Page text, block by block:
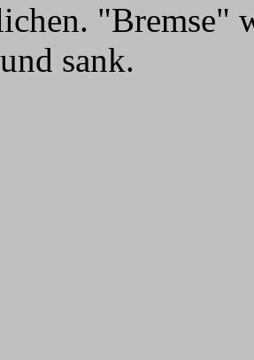
"Bremse"
sank.